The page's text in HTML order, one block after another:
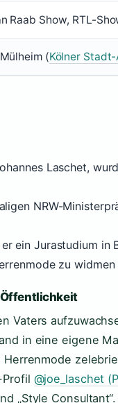
Raab Show, RTL-
(Kölner
Laschet,
NRW-
ein Jurastudium in
zu
Öffentlichkeit
Vaters
in eine eigene
@joe_laschet
„Style